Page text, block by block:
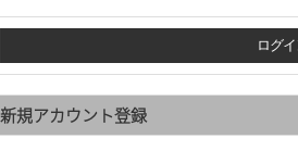
新規アカウント登録